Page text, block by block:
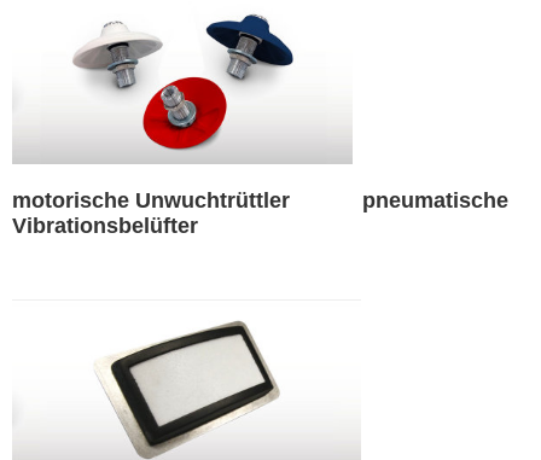
motorische Unwuchtrüttler pneumatische
Vibrationsbelüfter